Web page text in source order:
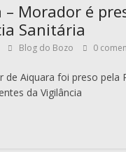
– Morador é
Sanitária
Blog do Bozo 0
de Aiquara foi preso pela
da Vigilância